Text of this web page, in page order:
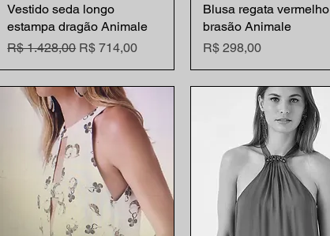
Visualização rápida
Vestido seda longo
estampa dragão Animale
Preço normal
R$ 1.428,00 Preço promocional
R$ 714,00
Visualização rápida
Blusa regata vermelho
brasão Animale
Preço
R$ 298,00